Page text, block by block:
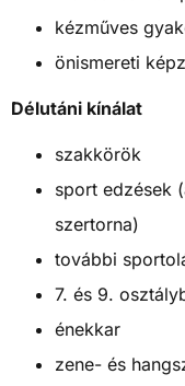
kézműves
önismereti
Délutáni kínálat
szakkörök
sport edzések
szertorna)
további
7. és 9.
énekkar
zene- és